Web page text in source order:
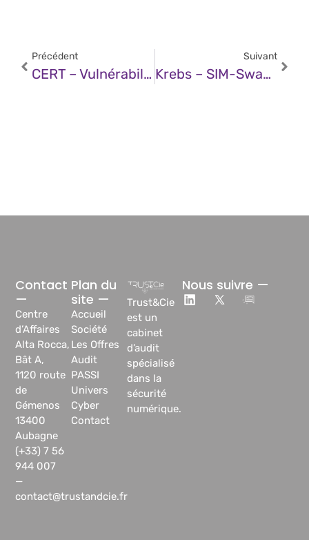
Précédent
CERT – Vulnérabilité Dans Elastic Beats (21 Août 2025)
Suivant
Krebs – SIM-Swapper, Scattered Spider Hacker Gets 10 Years
Trust&Cie
est un
cabinet
d’audit
spécialisé
dans la
sécurité
numérique.
Plan du
site —
Accueil
Société
Les Offres
Audit
PASSI
Univers
Cyber
Contact
Contact
—
Centre
d’Affaires
Alta Rocca,
Bât A,
1120 route
de
Gémenos
13400
Aubagne
(+33) 7 56
944 007
—
contact@trustandcie.fr
Nous suivre —